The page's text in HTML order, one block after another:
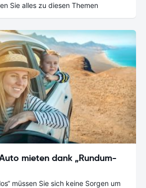
Sie alles zu diesen Themen
mieten dank „Rundum-
müssen Sie sich keine Sorgen um